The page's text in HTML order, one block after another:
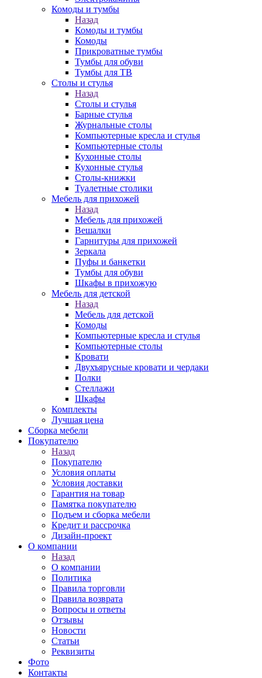
Комоды и тумбы
Назад
Комоды и тумбы
Комоды
Прикроватные тумбы
Тумбы для обуви
Тумбы для ТВ
Столы и стулья
Назад
Столы и стулья
Барные стулья
Журнальные столы
Компьютерные кресла и стулья
Компьютерные столы
Кухонные столы
Кухонные стулья
Столы-книжки
Туалетные столики
Мебель для прихожей
Назад
Мебель для прихожей
Вешалки
Гарнитуры для прихожей
Зеркала
Пуфы и банкетки
Тумбы для обуви
Шкафы в прихожую
Мебель для детской
Назад
Мебель для детской
Комоды
Компьютерные кресла и стулья
Компьютерные столы
Кровати
Двухъярусные кровати и чердаки
Полки
Стеллажи
Шкафы
Комплекты
Лучшая цена
Сборка мебели
Покупателю
Назад
Покупателю
Условия оплаты
Условия доставки
Гарантия на товар
Памятка покупателю
Подъем и сборка мебели
Кредит и рассрочка
Дизайн-проект
О компании
Назад
О компании
Политика
Правила торговли
Правила возврата
Вопросы и ответы
Отзывы
Новости
Статьи
Реквизиты
Фото
Контакты